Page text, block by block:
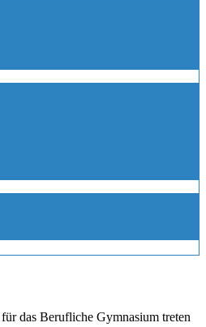
das Berufliche Gymnasium treten